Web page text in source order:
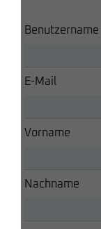
Benutzername
E-Mail
Vorname
Nachname